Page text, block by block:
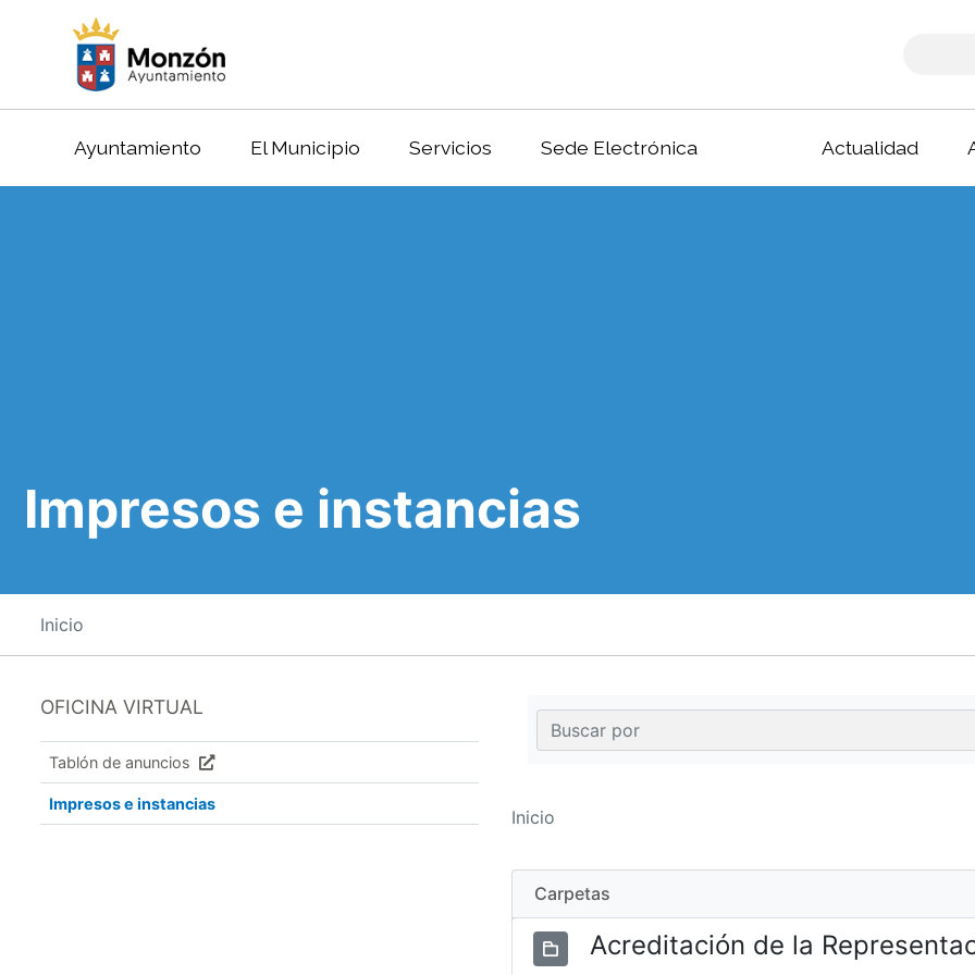
Ayuntamiento El Municipio Servicios Sede Electrónica Actualidad
Impresos e instancias
Inicio
OFICINA VIRTUAL
Tablón de anuncios
Impresos e instancias
Inicio
Carpetas
Acreditación de la